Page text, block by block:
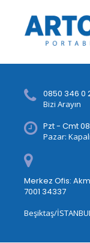
0850 346 0
Bizi Arayın
Pzt - Cmt
Pazar: Kapalı
Merkez Ofis:
7001 34337
Beşiktaş/